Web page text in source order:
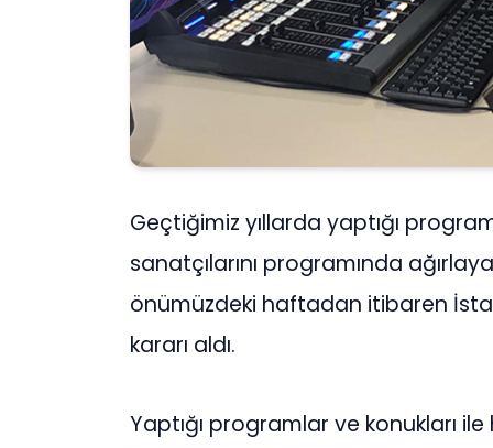
Geçtiğimiz yıllarda yaptığı
sanatçılarını programında
önümüzdeki haftadan itibaren
kararı aldı.
Yaptığı programlar ve konukları